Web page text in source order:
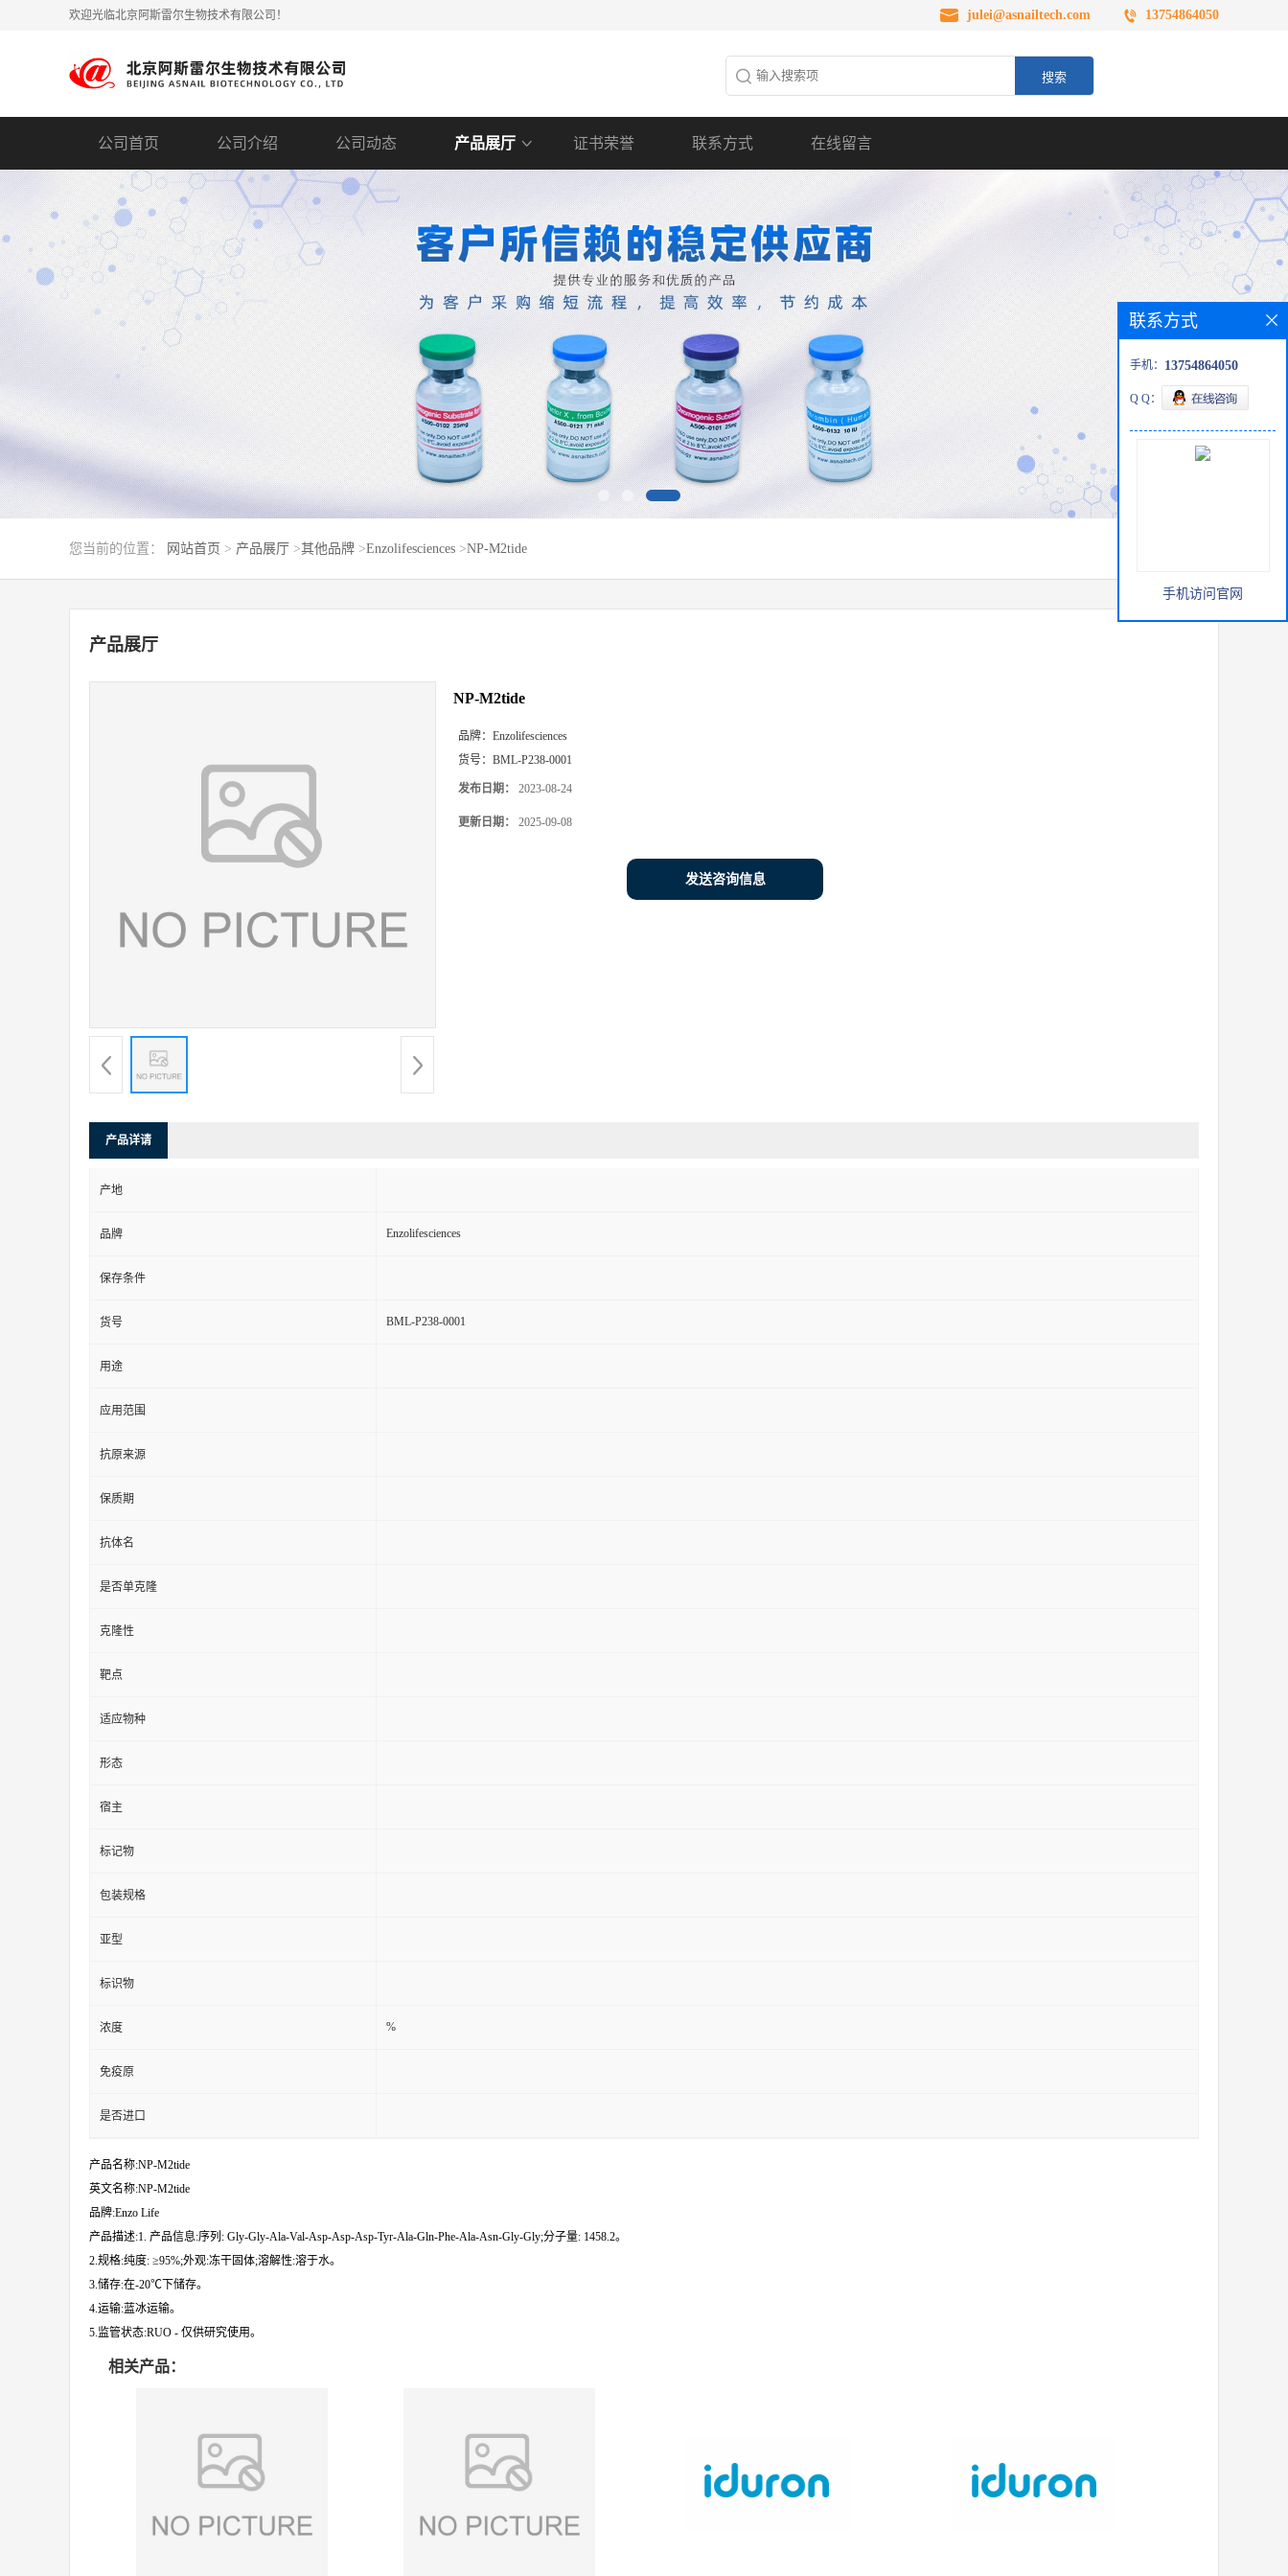
欢迎光临北京阿斯雷尔生物技术有限公司！ julei@asnailtech.com 13754864050
公司首页 公司介绍 公司动态 产品展厅 证书荣誉 联系方式 在线留言
您当前的位置： 网站首页 > 产品展厅 >其他品牌 >Enzolifesciences >NP-M2tide
产品展厅
NP-M2tide
品牌： Enzolifesciences
货号： BML-P238-0001
发布日期： 2023-08-24
更新日期： 2025-09-08
发送咨询信息
产品详请
产地
品牌 Enzolifesciences
保存条件
货号 BML-P238-0001
用途
应用范围
抗原来源
保质期
抗体名
是否单克隆
克隆性
靶点
适应物种
形态
宿主
标记物
包装规格
亚型
标识物
浓度 %
免疫原
是否进口
产品名称:NP-M2tide
英文名称:NP-M2tide
品牌:Enzo Life
产品描述:1. 产品信息:序列: Gly-Gly-Ala-Val-Asp-Asp-Asp-Tyr-Ala-Gln-Phe-Ala-Asn-Gly-Gly;分子量: 1458.2。
2.规格:纯度: ≥95%;外观:冻干固体;溶解性:溶于水。
3.储存:在-20℃下储存。
4.运输:蓝冰运输。
5.监管状态:RUO - 仅供研究使用。
相关产品：
联系方式
手机： 13754864050
Q Q：
手机访问官网